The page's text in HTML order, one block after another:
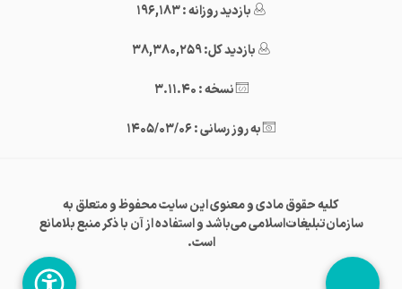
بازدید روزانه : 196,183
بازدید کل: 38,380,259
نسخه : 3.11.40
به روز رسانی : 1405/03/06
کلیه حقوق مادی و معنوی این سایت محفوظ و متعلق به
سازمان‌تبلیغات‌اسلامی می‌باشد و استفاده از آن با ذکر منبع بلامانع
است.